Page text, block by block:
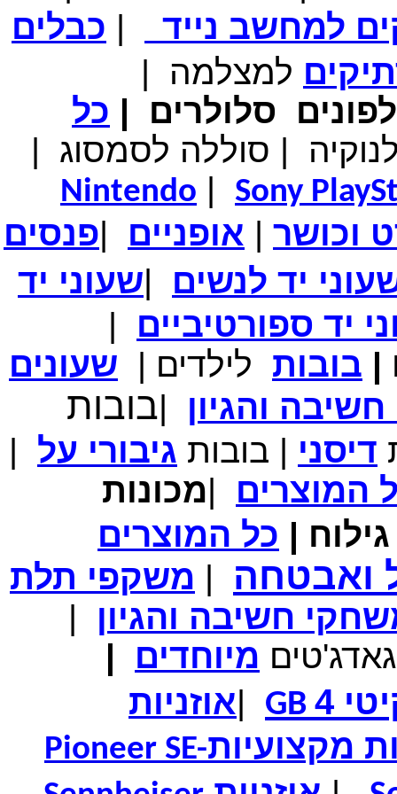
משלוח חינם
טאבלט בגודל 7אינץ' Android 4
₪1,290.00 מחיר שוק
₪599.00 המחיר שלך
משלוח חינם
טאבלט בגודל 8 אינץ' Android 4
₪724.00 המחיר שלך
משלוח חינם
₪339.00 המחיר שלך
משלוח חינם
במבצע תיק לנשיאת מחשב נייד 10.1 אינץ' בצבע ורוד בעל
עיטור פרחוני
₪150.00 מחיר שוק
₪99.00 המחיר שלך
₪104.00 המחיר כולל משלוח :
נרתיק עור יוקרתי עבור אייפוד וידאו 60GB\80GB \שחור
למחשב נייד
| כבלים
למצלמה
|
סלולרים | כל
| סוללה לסמסוג |
Sony
|
Nintendo
וכושר | אופניים |פנסים
יד לנשים
|שעוני יד
יד ספורטיביים
|
| בובות לילדים |
שעונים
והגיון
|בובות
דיסני | בובות גיבורי על
|
המוצרים |מכונות
| כל המוצרים
ואבטחה | משקפי תלת
חשיבה והגיון
|
גאדג'טים מיוחדים |
4
GB
|אוזניות
מקצועיותPioneer SE-